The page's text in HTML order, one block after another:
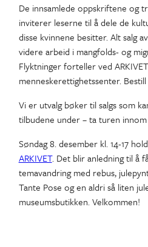
De innsamlede oppskriftene og
inviterer leserne til å dele de
disse kvinnene besitter. Alt salg
videre arbeid i mangfolds- og
Flyktninger forteller ved
menneskerettighetssenter.
Vi er utvalg bøker til salgs som
tilbudene under – ta turen
Søndag 8. desember kl. 14-17
ARKIVET. Det blir anledning til å
temavandring med rebus,
Tante Pose og en aldri så liten
museumsbutikken. Velkommen!